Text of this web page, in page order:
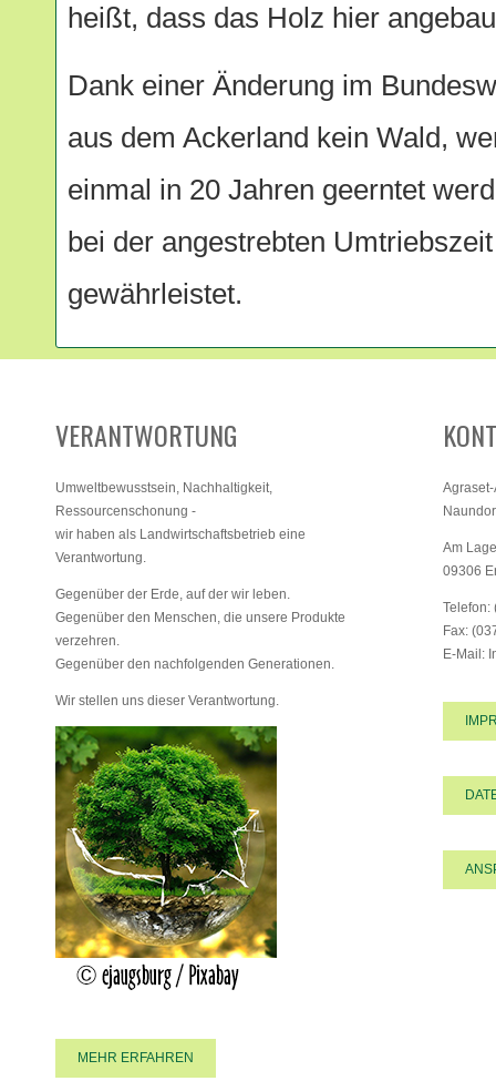
heißt, dass das Holz hier
Dank einer Änderung im
aus dem Ackerland kein Wald,
einmal in 20 Jahren geerntet
bei der angestrebten
gewährleistet.
VERANTWORTUNG
Umweltbewusstsein, Nachhaltigkeit,
Ressourcenschonung -
wir haben als Landwirtschaftsbetrieb eine
Verantwortung.
Gegenüber der Erde, auf der wir leben.
Gegenüber den Menschen, die unsere Produkte
verzehren.
Gegenüber den nachfolgenden Generationen.
Wir stellen uns dieser Verantwortung.
MEHR ERFAHREN
Am
09306
Telefon:
Fax:
E-Mail: